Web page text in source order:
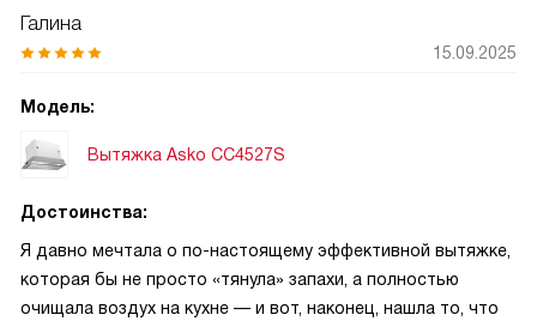
Галина
15.09.2025
Модель:
Вытяжка Asko CC4527S
Достоинства:
Я давно мечтала о по-настоящему эффективной вытяжке,
которая бы не просто «тянула» запахи, а полностью
очищала воздух на кухне — и вот, наконец, нашла то, что